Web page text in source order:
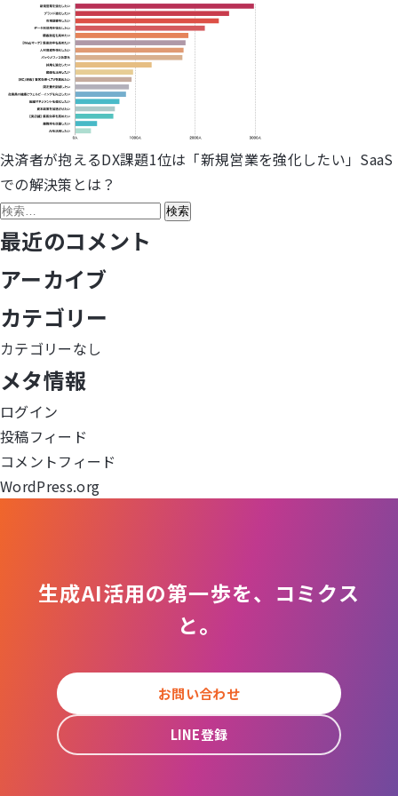
投
稿
ナ
ビ
ゲ
ー
シ
ョ
ン
決済者が抱えるDX課題1位は「新規営業を強化したい」SaaS
での解決策とは？
検
索:
最近のコメント
アーカイブ
カテゴリー
カテゴリーなし
メタ情報
ログイン
投稿フィード
コメントフィード
WordPress.org
生成AI活用の第一歩を、コミクス
と。
お問い合わせ
LINE登録